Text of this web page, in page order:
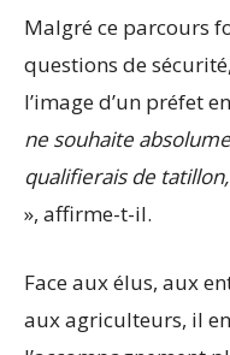
Malgré ce parcours
questions de sécurité,
l’image d’un préfet
ne souhaite
qualifierais de
», affirme-t-il.
Face aux élus, aux
aux agriculteurs, il